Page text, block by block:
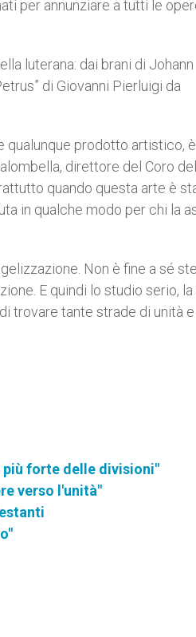
per annunziare a tutti le
luterana: dai brani di Johann
di Giovanni Pierluigi da
prodotto artistico, è
direttore del Coro
quando questa arte è
in qualche modo per chi la
Non è fine a sé
E quindi lo studio serio, la
trovare tante strade di unità
forte delle divisioni"
verso l'unità"